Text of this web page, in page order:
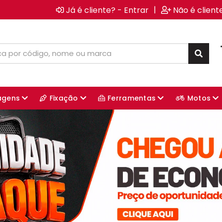
Já é cliente? - Entrar | Não é
Fixação Ferramentas Motos